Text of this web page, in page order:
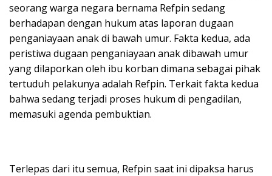
seorang warga negara bernama Refpin sedang
berhadapan dengan hukum atas laporan dugaan
penganiayaan anak di bawah umur. Fakta kedua, ada
peristiwa dugaan penganiayaan anak dibawah umur
yang dilaporkan oleh ibu korban dimana sebagai pihak
tertuduh pelakunya adalah Refpin. Terkait fakta kedua
bahwa sedang terjadi proses hukum di pengadilan,
memasuki agenda pembuktian.
Terlepas dari itu semua, Refpin saat ini dipaksa harus